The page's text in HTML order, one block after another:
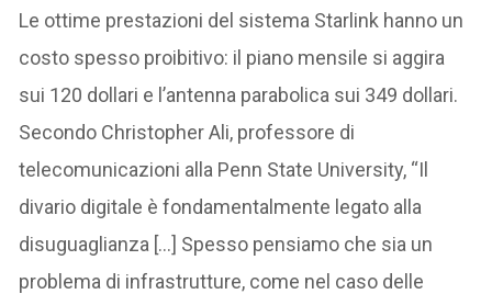
Le ottime prestazioni del sistema Starlink hanno un
costo spesso proibitivo: il piano mensile si aggira
sui 120 dollari e l’antenna parabolica sui 349 dollari.
Secondo Christopher Ali, professore di
telecomunicazioni alla Penn State University, “Il
divario digitale è fondamentalmente legato alla
disuguaglianza […] Spesso pensiamo che sia un
problema di infrastrutture, come nel caso delle